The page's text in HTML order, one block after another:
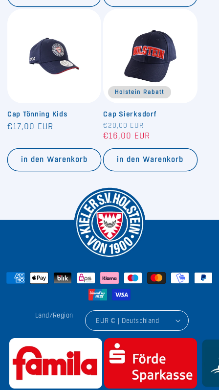
Cap Tönning Kids
Normaler
€17,00 EUR
in den Warenkorb
Holstein Rabatt
Cap Sierksdorf
Normaler
Preis
€20,00 EUR
€16,00 EUR
in den Warenkorb
Land/Region
EUR € | Deutschland